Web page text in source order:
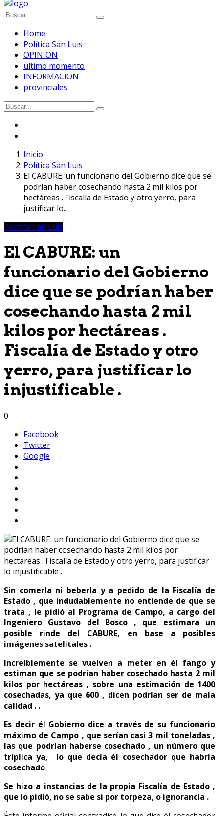
Home
Política San Luis
OPINION
ultimo momento
INFORMACION
provinciales
Inicio
Política San Luis
El CABURE: un funcionario del Gobierno dice que se
podrían haber cosechando hasta 2 mil kilos por
hectáreas . Fiscalía de Estado y otro yerro, para
justificar lo...
Política San Luis
El CABURE: un
funcionario del Gobierno
dice que se podrían haber
cosechando hasta 2 mil
kilos por hectáreas .
Fiscalía de Estado y otro
yerro, para justificar lo
injustificable .
0
Facebook
Twitter
Google
Sin comerla ni beberla y a pedido de la Fiscalía de
Estado , que indudablemente no entiende de que se
trata , le pidió al Programa de Campo, a cargo del
Ingeniero Gustavo del Bosco , que estimara un
posible rinde del CABURE, en base a posibles
imágenes satelitales .
Increíblemente se vuelven a meter en él fango y
estiman que se podrían haber cosechado hasta 2 mil
kilos por hectáreas , sobre una estimación de 1400
cosechadas, ya que 600 , dicen podrían ser de mala
calidad . .
Es decir él Gobierno dice a través de su funcionario
máximo de Campo , que serían casi 3 mil toneladas ,
las que podrían haberse cosechado , un número que
triplica ya, lo que decía él cosechador que habría
cosechado
Se hizo a instancias de la propia Fiscalía de Estado ,
que lo pidió, no se sabe si por torpeza, o ignorancia .